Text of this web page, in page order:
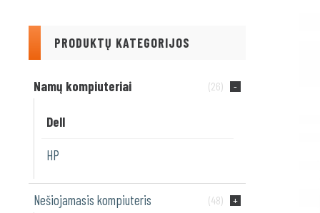
PRODUKTŲ KATEGORIJOS
Namų kompiuteriai (26)
Dell
HP
Nešiojamasis kompiuteris (48)